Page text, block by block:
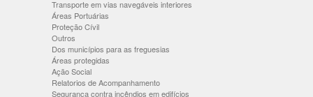
Transporte em vias navegáveis interiores
Áreas Portuárias
Proteção Cívil
Outros
Dos municípios para as freguesias
Áreas protegidas
Ação Social
Relatorios de Acompanhamento
Segurança contra incêndios em edifícios